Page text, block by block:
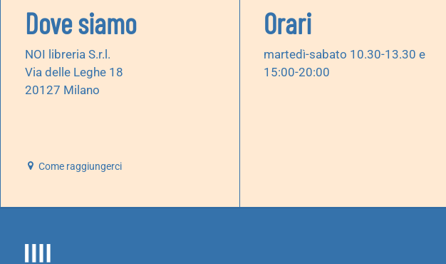
Dove siamo
NOI libreria S.r.l.
Via delle Leghe 18
20127 Milano
Come raggiungerci
Orari
martedì-sabato 10.30-13.30 e
15:00-20:00